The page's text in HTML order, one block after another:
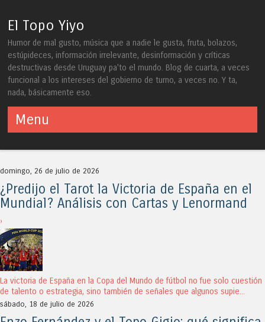
El Topo Yiyo
Humor de mal gusto, música que a nadie le gusta, fruta, bolazos,
estúpideces, información irrelevante, desinformación y críticas
destructivas desde Uruguay pa'to el mundo. Blog de cuarta, a veces
funcional a los intereses del gobierno de turno, a veces no. Y ta,
nada, básicamente eso.
Menu
domingo, 26 de julio de 2026
¿Predijo el Tarot la Victoria de España en el
Mundial? Análisis con Cartas y Lenormand
›
La victoria de España en la Copa del Mundo de fútbol no fue solo cuestión
de talento o estrategia, sino también de señales que algunos supie...
sábado, 18 de julio de 2026